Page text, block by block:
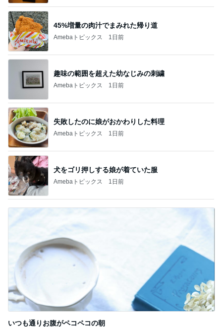
45%増量の肉汁でまみれた帰り道
Amebaトピックス 1日前
趣味の範囲を超えた幼なじみの刺繍
Amebaトピックス 1日前
失敗したのに娘がおかわりした料理
Amebaトピックス 1日前
犬をゴリ押しする娘が着ていた服
Amebaトピックス 1日前
いつも通りお腹がペコペコの朝